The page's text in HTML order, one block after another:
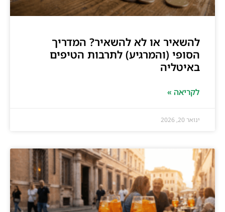
להשאיר או לא להשאיר? המדריך
הסופי (והמרגיע) לתרבות הטיפים
באיטליה
לקריאה »
ינואר 20, 2026